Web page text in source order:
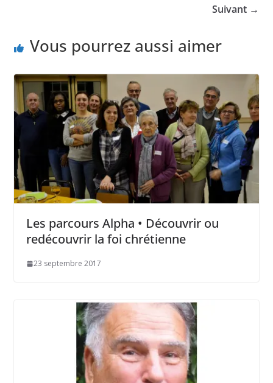
Suivant →
Vous pourrez aussi aimer
Les parcours Alpha • Découvrir ou
redécouvrir la foi chrétienne
23 septembre 2017